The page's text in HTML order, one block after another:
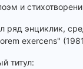
и
ряд энциклик,
exercens"
титул: